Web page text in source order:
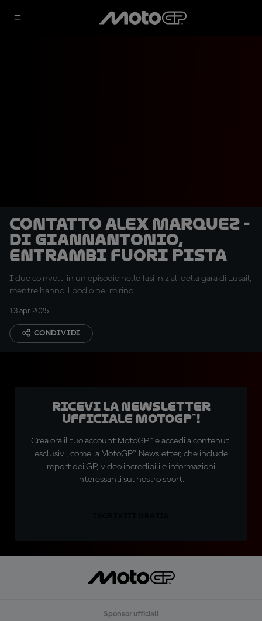
Contatto Alex Marquez -
Di Giannantonio,
entrambi fuori pista
I due coinvolti in un episodio nelle fasi iniziali della gara di Lusail,
mentre hanno il podio nel mirino
13 apr 2025
CONDIVIDI
Ricevi la newsletter
ufficiale MotoGP™!
Crea ora il tuo account MotoGP™ e accedi a contenuti
esclusivi, come la MotoGP™ Newsletter, che include
report dei GP, video incredibili e informazioni
interessanti sul nostro sport.
Sponsor ufficiali